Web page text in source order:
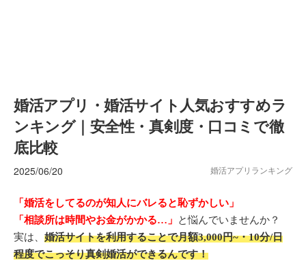
婚活アプリ・婚活サイト人気おすすめラ
ンキング｜安全性・真剣度・口コミで徹
底比較
2025/06/20 婚活アプリランキング
「婚活をしてるのが知人にバレると恥ずかしい」
「相談所は時間やお金がかかる…」
と悩んでいませんか？
実は、 婚活サイトを利用することで月額3,000円~・10分/日
程度でこっそり真剣婚活ができるんです！